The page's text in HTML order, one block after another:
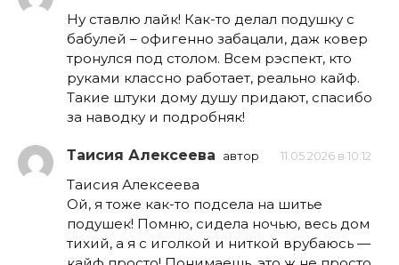
Ну ставлю лайк! Как-то делал подушку с
бабулей – офигенно забацали, даж ковер
тронулся под столом. Всем рэспект, кто
руками классно работает, реально кайф.
Такие штуки дому душу придают, спасибо
за наводку и подробняк!
Таисия Алексеева автор 11.05.2026 в 10:12
Таисия Алексеева
Ой, я тоже как-то подсела на шитье
подушек! Помню, сидела ночью, весь дом
тихий, а я с иголкой и ниткой врубаюсь —